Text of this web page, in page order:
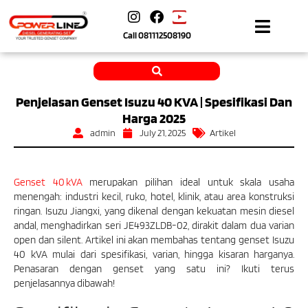
Call081112508190
Penjelasan Genset Isuzu 40 KVA | Spesifikasi Dan
Harga 2025
admin July 21, 2025 Artikel
Genset 40 kVAmerupakan pilihan ideal untuk skala usaha
menengah: industri kecil, ruko, hotel, klinik, atau area konstruksi
ringan. Isuzu Jiangxi, yang dikenal dengan kekuatan mesin diesel
andal, menghadirkan seri JE493ZLDB-02, dirakit dalam dua varian
open dan silent. Artikel ini akan membahas tentang genset Isuzu
40 kVA mulai dari spesifikasi, varian, hingga kisaran harganya.
Penasaran dengan genset yang satu ini? Ikuti terus
penjelasannya dibawah!